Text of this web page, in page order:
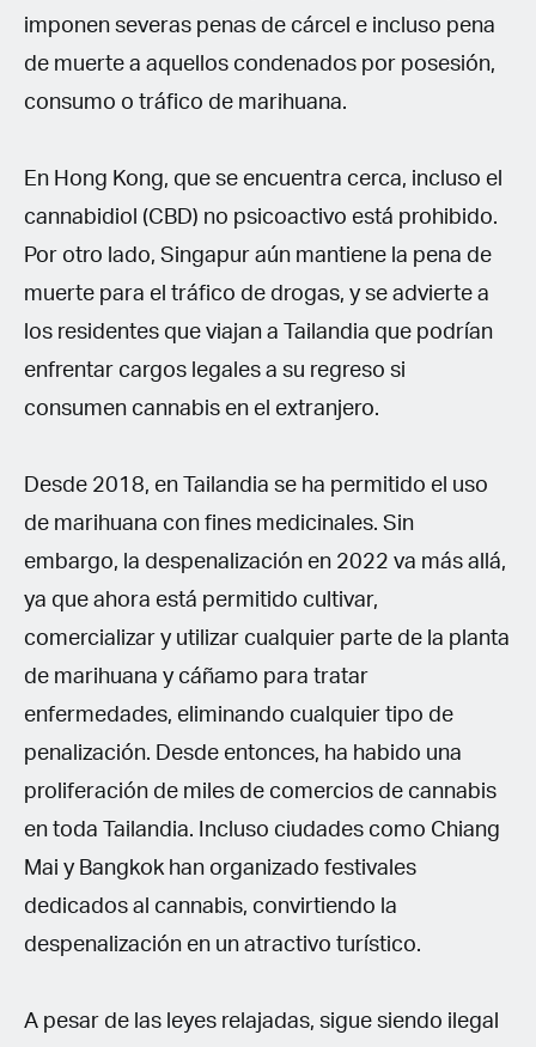
imponen severas penas de cárcel e incluso pena
de muerte a aquellos condenados por posesión,
consumo o tráfico de marihuana.
En Hong Kong, que se encuentra cerca, incluso el
cannabidiol (CBD) no psicoactivo está prohibido.
Por otro lado, Singapur aún mantiene la pena de
muerte para el tráfico de drogas, y se advierte a
los residentes que viajan a Tailandia que podrían
enfrentar cargos legales a su regreso si
consumen cannabis en el extranjero.
Desde 2018, en Tailandia se ha permitido el uso
de marihuana con fines medicinales. Sin
embargo, la despenalización en 2022 va más allá,
ya que ahora está permitido cultivar,
comercializar y utilizar cualquier parte de la planta
de marihuana y cáñamo para tratar
enfermedades, eliminando cualquier tipo de
penalización. Desde entonces, ha habido una
proliferación de miles de comercios de cannabis
en toda Tailandia. Incluso ciudades como Chiang
Mai y Bangkok han organizado festivales
dedicados al cannabis, convirtiendo la
despenalización en un atractivo turístico.
A pesar de las leyes relajadas, sigue siendo ilegal